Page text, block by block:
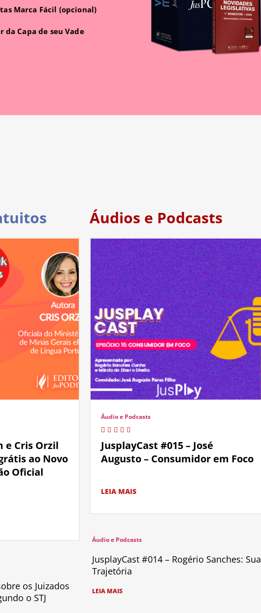
Marca Fácil (opcional)
da Capa de seu Vade
e Cris Orzil
ao Novo
Oficial
os Juizados
o STJ
Áudios e Podcasts
Áudio e Podcasts
JusplayCast #015 – José
Augusto – Consumidor em Foco
LEIA MAIS
Áudio e Podcasts
JusplayCast #014 – Rogério Sanches: Sua
Trajetória
LEIA MAIS